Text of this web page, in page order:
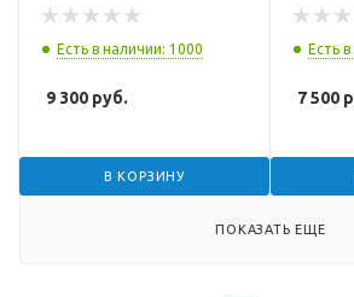
Есть в наличии: 1000
9 300 руб.
В КОРЗИНУ
Есть
7 500
ПОКАЗАТЬ ЕЩЕ